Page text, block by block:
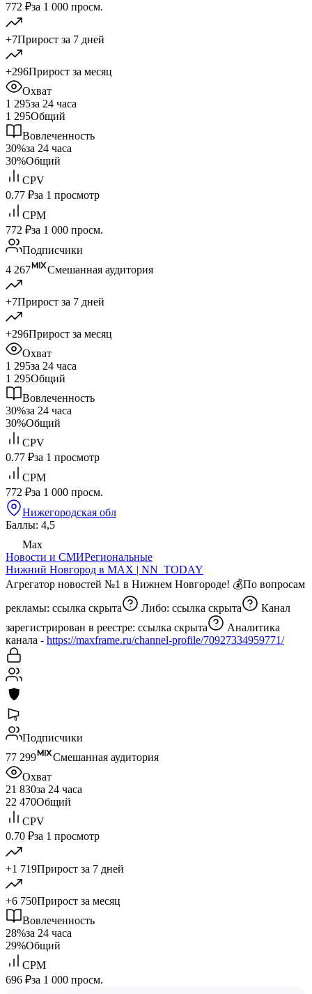
772 ₽за 1 000 просм.
+7Прирост за 7 дней
+296Прирост за месяц
Охват
1 295за 24 часа
1 295Общий
Вовлеченность
30%за 24 часа
30%Общий
CPV
0.77 ₽за 1 просмотр
CPM
772 ₽за 1 000 просм.
Подписчики
4 267
Смешанная аудитория
+7Прирост за 7 дней
+296Прирост за месяц
Охват
1 295за 24 часа
1 295Общий
Вовлеченность
30%за 24 часа
30%Общий
CPV
0.77 ₽за 1 просмотр
CPM
772 ₽за 1 000 просм.
Нижегородская обл
Баллы: 4,5
Max
Новости и СМИРегиональные
Нижний Новгород в MAX | NN_TODAY
Агрегатор новостей №1 в Нижнем Новгороде! 💰По вопросам
рекламы: ссылка скрыта Либо: ссылка скрыта
Канал
зарегистрирован в реестре: ссылка скрыта
Аналитика
канала - https://maxframe.ru/channel-profile/70927334959771/
Подписчики
77 299
Смешанная аудитория
Охват
21 830за 24 часа
22 470Общий
CPV
0.70 ₽за 1 просмотр
+1 719Прирост за 7 дней
+6 750Прирост за месяц
Вовлеченность
28%за 24 часа
29%Общий
CPM
696 ₽за 1 000 просм.